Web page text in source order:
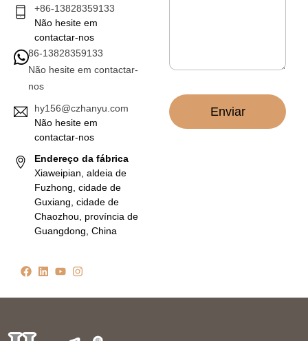
+86-13828359133
Não hesite em
contactar-nos
86-13828359133
Não hesite em contactar-
nos
hy156@czhanyu.com
Não hesite em
contactar-nos
Endereço da fábrica
Xiaweipian, aldeia de
Fuzhong, cidade de
Guxiang, cidade de
Chaozhou, província de
Guangdong, China
c
Enviar